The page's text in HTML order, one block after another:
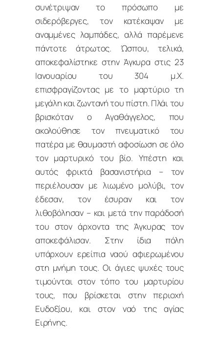
συνέτριψαν το πρόσωπο με
σιδερόβεργες, τον κατέκαψαν με
αναμμένες λαμπάδες, αλλά παρέμενε
πάντοτε άτρωτος. Ώσπου, τελικά,
αποκεφαλίστηκε στην Άγκυρα στις 23
Ιανουαρίου του 304 μ.Χ.
επισφραγίζοντας με το μαρτύριο τη
μεγάλη και ζωντανή του πίστη. Πλάι του
βρισκόταν ο Αγαθάγγελος, που
ακολούθησε τον πνευματικό του
πατέρα με θαυμαστή αφοσίωση σε όλο
τον μαρτυρικό του βίο. Υπέστη και
αυτός φρικτά βασανιστήρια – τον
περιέλουσαν με λιωμένο μολύβι, τον
έδεσαν, τον έσυραν και τον
λιθοβόλησαν – και μετά την παράδοσή
του στον άρχοντα της Άγκυρας τον
αποκεφάλισαν. Στην ίδια πόλη
υπάρχουν ερείπια ναού αφιερωμένου
στη μνήμη τους. Οι άγιες ψυχές τους
τιμούνται στον τόπο του μαρτυρίου
τους, που βρίσκεται στην περιοχή
Ευδοξίου, και στον ναό της αγίας
Ειρήνης.